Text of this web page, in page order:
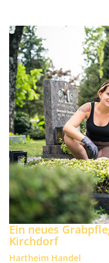
Ein neues
Kirchdorf
Hartheim Handel